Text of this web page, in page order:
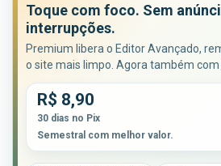
Toque com foco. Sem
interrupções.
Premium libera o Editor Avançado,
o site mais limpo. Agora também com
R$ 8,90
30 dias no Pix
Semestral com melhor valor.